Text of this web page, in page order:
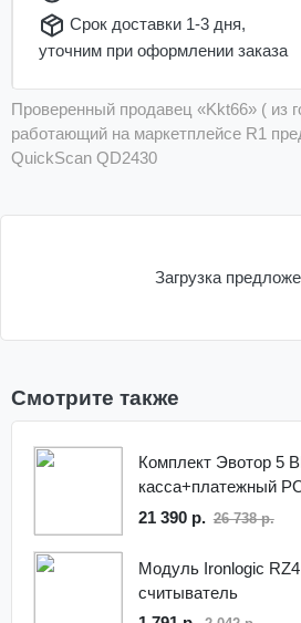
Срок доставки 1-3 дня,
уточним при оформлении заказа
Проверенный продавец «Kkt66» ( из
работающий на маркетплейсе R1
QuickScan QD2430
Загрузка
Смотрите также
Комплект Эвотор 5
касса+платежный
SP30) без ФН
21 390 р. 26 738 р.
Модуль Ironlogic
считыватель